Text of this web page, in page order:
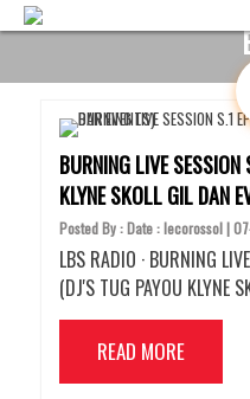
k
p
BURNING LIVE SESSION
KLYNE SKOLL GIL DAN
Posted By : Date : lecorossol |
LBS RADIO · BURNING
(DJ'S TUG PAYOU KLYNE
READ MORE